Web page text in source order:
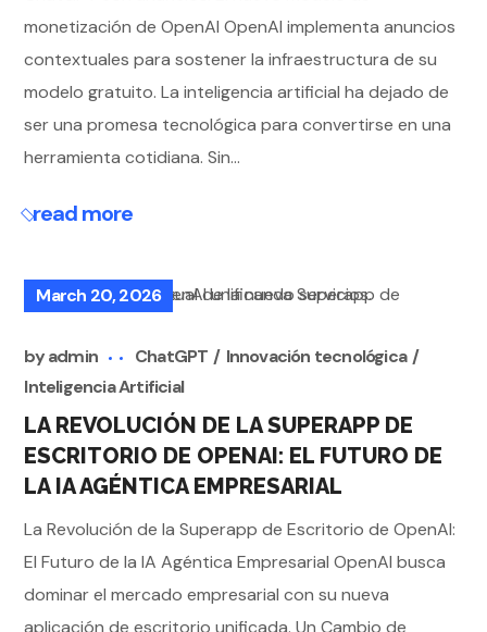
monetización de OpenAI OpenAI implementa anuncios
contextuales para sostener la infraestructura de su
modelo gratuito. La inteligencia artificial ha dejado de
ser una promesa tecnológica para convertirse en una
herramienta cotidiana. Sin...
read more
March 20, 2026
byadmin ChatGPT
Innovación tecnológica
Inteligencia Artificial
LA REVOLUCIÓN DE LA SUPERAPP DE
ESCRITORIO DE OPENAI: EL FUTURO DE
LA IA AGÉNTICA EMPRESARIAL
La Revolución de la Superapp de Escritorio de OpenAI:
El Futuro de la IA Agéntica Empresarial OpenAI busca
dominar el mercado empresarial con su nueva
aplicación de escritorio unificada. Un Cambio de